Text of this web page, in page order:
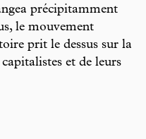
précipitamment
le mouvement
prit le dessus sur la
et de leurs